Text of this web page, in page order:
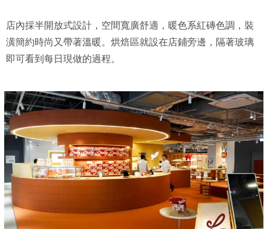
店內採半開放式設計，空間寬廣舒適，暖色系紅磚色調，裝
潢簡約時尚又帶著溫暖。烘焙區就設在店鋪旁邊，隔著玻璃
即可看到每日現做的過程。